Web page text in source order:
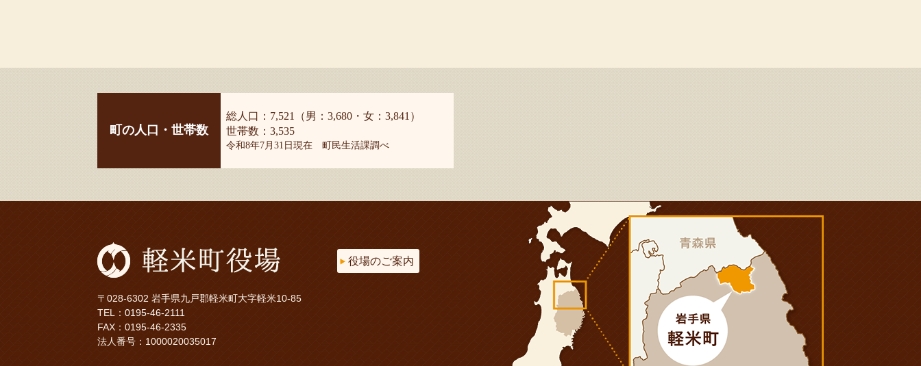
町の人口・世帯数
総人口：7,521（男：3,680・女：3,841）
世帯数：3,535
令和8年7月31日現在 町民生活課調べ
〒028-6302 岩手県九戸郡軽米町大字軽米10-85
TEL： 0195-46-2111
FAX：0195-46-2335
法人番号：1000020035017
役場のご案内